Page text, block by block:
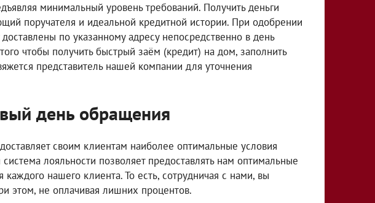
минимальный уровень требований. Получить деньги
поручателя и идеальной кредитной истории. При одобрении
по указанному адресу непосредственно в день
чтобы получить быстрый заём (кредит) на дом, заполнить
представитель нашей компании для уточнения
день обращения
своим клиентам наиболее оптимальные условия
лояльности позволяет предоставлять нам оптимальные
нашего клиента. То есть, сотрудничая с нами, вы
этом, не оплачивая лишних процентов.